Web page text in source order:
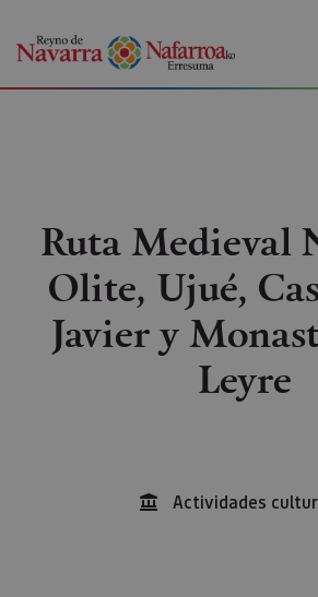
Ruta Medieval
Olite, Ujué,
Javier y
Leyre
Actividades